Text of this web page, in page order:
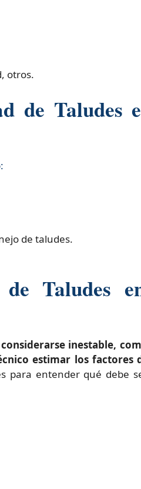
otros.
de Taludes
de taludes.
Taludes
inestable,
estimar los factores
para entender qué debe